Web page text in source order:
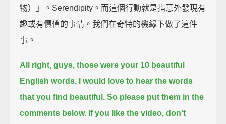
物）」。Serendipity。而這個行動就是指意外發現有
趣或有價值的事情。我們在奇特的機緣下做了這件
事。
All right, guys, those were your 10 beautiful
English words.
I would love to hear the words
that you find beautiful. So please put them in the
comments below. If you like the video, don't